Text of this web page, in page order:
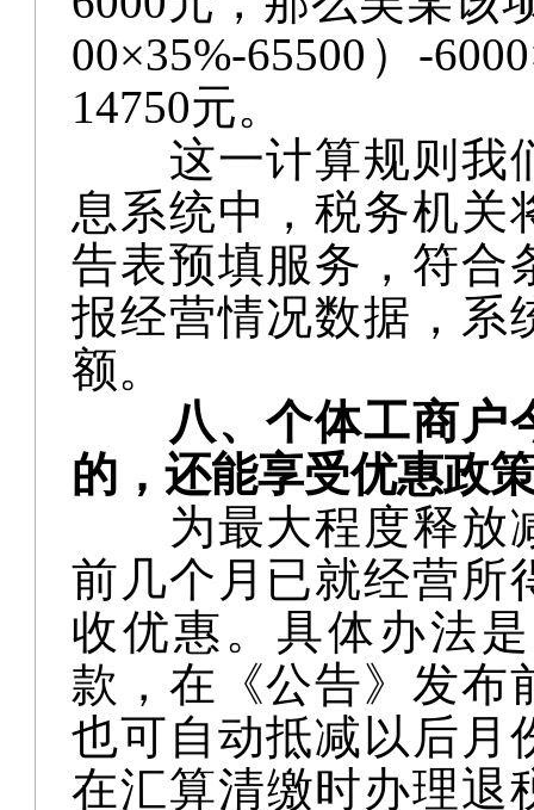
00×35%-65500）-
14750元。
这一计算规则我
息系统中，税务机关
告表预填服务，符合
报经营情况数据，系
额。
八、个体工商户
的，还能享受优惠政
为最大程度释放
前几个月已就经营所
收优惠。具体办法
款，在《公告》发布
也可自动抵减以后月
在汇算清缴时办理退